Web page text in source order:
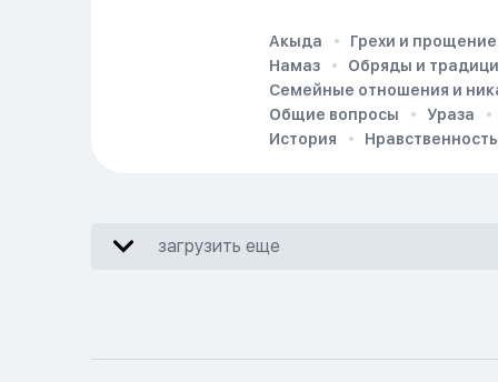
Акыда Грехи и прощение
Намаз
Обряды и
Семейные отношения и
Общие вопросы
Ураза
История
Нравственность
загрузить еще